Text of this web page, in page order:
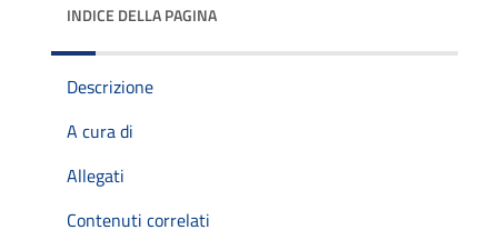
INDICE DELLA PAGINA
Descrizione
A cura di
Allegati
Contenuti correlati